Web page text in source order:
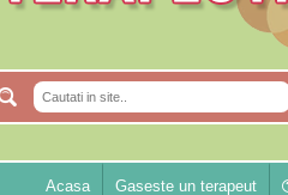
Acasa Gaseste un terapeut